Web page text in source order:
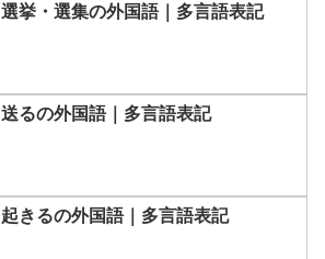
選挙・選集の外国語｜多言語表記
送るの外国語｜多言語表記
起きるの外国語｜多言語表記